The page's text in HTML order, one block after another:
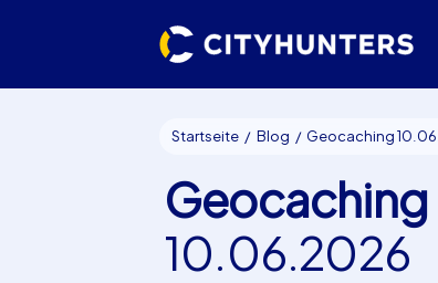
Startseite Blog Geocaching
Geocaching
10.06.2026